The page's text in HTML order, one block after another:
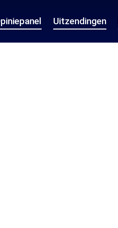
Uitzendingen